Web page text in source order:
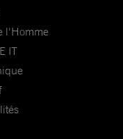
l'Homme
IT